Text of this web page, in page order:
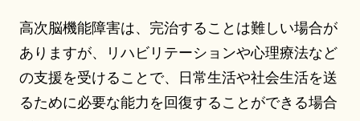
高次脳機能障害は、完治することは難しい場合が
ありますが、リハビリテーションや心理療法など
の支援を受けることで、日常生活や社会生活を送
るために必要な能力を回復することができる場合